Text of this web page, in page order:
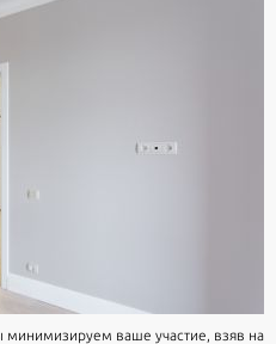
ваше участие, взяв на